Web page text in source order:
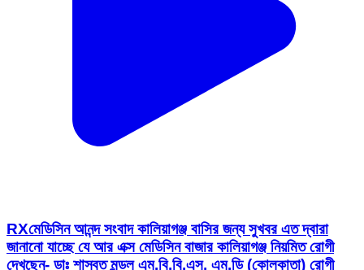
RXমেডিসিন আনন্দ সংবাদ কালিয়াগঞ্জ বাসির জন্য সুখবর এত দ্বারা
জানানো যাচ্ছে যে আর এক্স মেডিসিন বাজার কালিয়াগঞ্জ নিয়মিত রোগী
দেখছেন- ডাঃ শাস্বত মন্ডল এম.বি.বি.এস, এম.ডি (কোলকাতা) রোগী